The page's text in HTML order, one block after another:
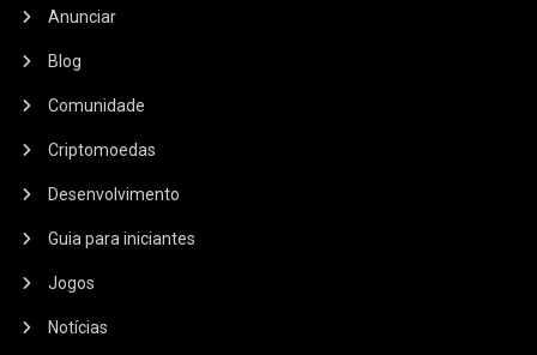
Anunciar
Blog
Comunidade
Criptomoedas
Desenvolvimento
Guia para iniciantes
Jogos
Notícias